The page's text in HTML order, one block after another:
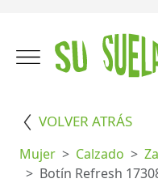
VOLVER ATRÁS
Mujer Calzado
Botín Refresh